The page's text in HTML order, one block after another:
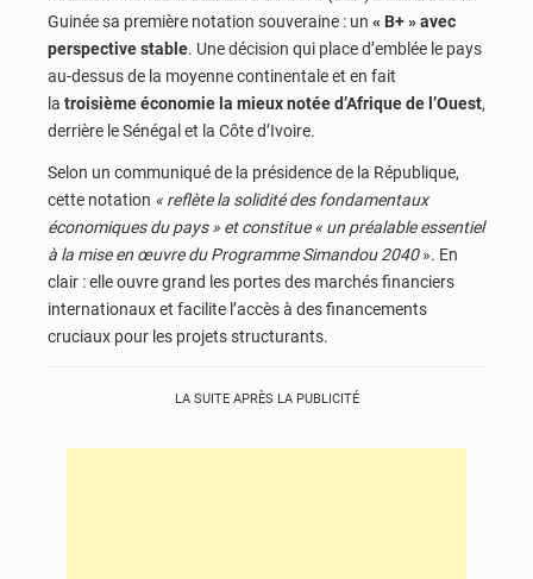
Guinée sa première notation souveraine : un « B+ » avec
perspective stable. Une décision qui place d’emblée le pays
au-dessus de la moyenne continentale et en fait
la troisième économie la mieux notée d’Afrique de l’Ouest,
derrière le Sénégal et la Côte d’Ivoire.
Selon un communiqué de la présidence de la République,
cette notation « reflète la solidité des fondamentaux
économiques du pays » et constitue « un préalable essentiel
à la mise en œuvre du Programme Simandou 2040». En
clair : elle ouvre grand les portes des marchés financiers
internationaux et facilite l’accès à des financements
cruciaux pour les projets structurants.
LA SUITE APRÈS LA PUBLICITÉ